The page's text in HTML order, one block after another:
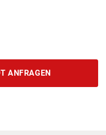
ANFRAGEN